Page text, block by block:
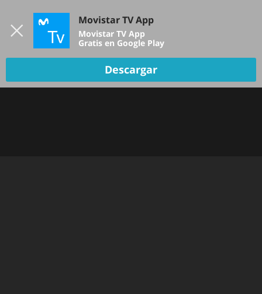
TV EN VIVO
Movistar TV App
Movistar TV App
Gratis en Google Play
Descargar